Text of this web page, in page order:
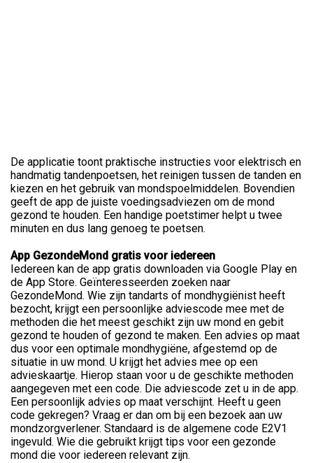
De applicatie toont praktische instructies voor elektrisch en
handmatig tandenpoetsen, het reinigen tussen de tanden en
kiezen en het gebruik van mondspoelmiddelen. Bovendien
geeft de app de juiste voedingsadviezen om de mond
gezond te houden. Een handige poetstimer helpt u twee
minuten en dus lang genoeg te poetsen.
App GezondeMond gratis voor iedereen
Iedereen kan de app gratis downloaden via Google Play en
de App Store. Geïnteresseerden zoeken naar
GezondeMond. Wie zijn tandarts of mondhygiënist heeft
bezocht, krijgt een persoonlijke adviescode mee met de
methoden die het meest geschikt zijn uw mond en gebit
gezond te houden of gezond te maken. Een advies op maat
dus voor een optimale mondhygiëne, afgestemd op de
situatie in uw mond. U krijgt het advies mee op een
advieskaartje. Hierop staan voor u de geschikte methoden
aangegeven met een code. Die adviescode zet u in de app.
Een persoonlijk advies op maat verschijnt. Heeft u geen
code gekregen? Vraag er dan om bij een bezoek aan uw
mondzorgverlener. Standaard is de algemene code E2V1
ingevuld. Wie die gebruikt krijgt tips voor een gezonde
mond die voor iedereen relevant zijn.